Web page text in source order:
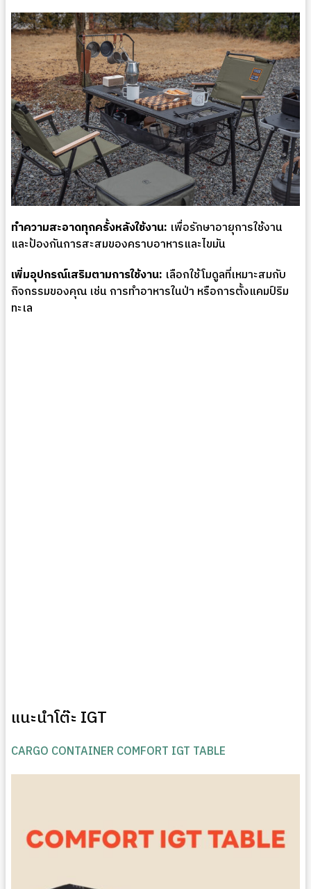
ทำความสะอาดทุกครั้งหลังใช้งาน: เพื่อรักษาอายุการใช้งาน
และป้องกันการสะสมของคราบอาหารและไขมัน
เพิ่มอุปกรณ์เสริมตามการใช้งาน: เลือกใช้โมดูลที่เหมาะสมกับ
กิจกรรมของคุณ เช่น การทำอาหารในป่า หรือการตั้งแคมป์ริม
ทะเล
แนะนำโต๊ะ IGT
CARGO CONTAINER COMFORT IGT TABLE